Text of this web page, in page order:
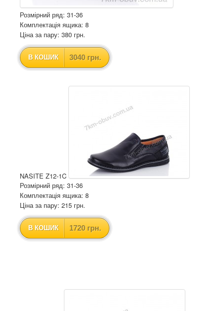
Розмірний ряд: 31-36
Комплектація ящика: 8
Ціна за пару: 380 грн.
В КОШИК 3040 грн.
NASITE Z12-1C
Розмірний ряд: 31-36
Комплектація ящика: 8
Ціна за пару: 215 грн.
В КОШИК 1720 грн.